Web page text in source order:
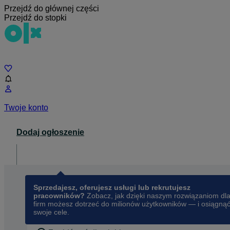
Przejdź do głównej części
Przejdź do stopki
Twoje konto
Dodaj ogłoszenie
Sprzedajesz, oferujesz usługi lub rekrutujesz
pracowników? Zobacz, jak dzięki naszym rozwiązaniom dla
firm możesz dotrzeć do milionów użytkowników — i osiągnąć
swoje cele.